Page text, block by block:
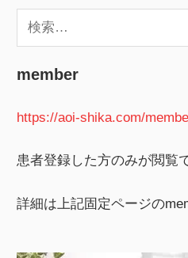
索:
member
https://aoi-shika.com/
患者登録した方のみが閲覧
詳細は上記固定ページの